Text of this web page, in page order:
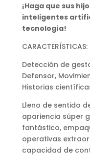
¡Haga que sus
inteligentes
tecnología!
Detección de
Defensor,
Historias
Lleno de sentido
apariencia súper
fantástico,
operativas
capacidad de